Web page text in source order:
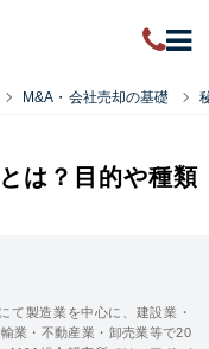
M&A・会社売却の基礎
は？目的や種類
て製造業を中心に、建設業・
業・不動産業・卸売業等で20